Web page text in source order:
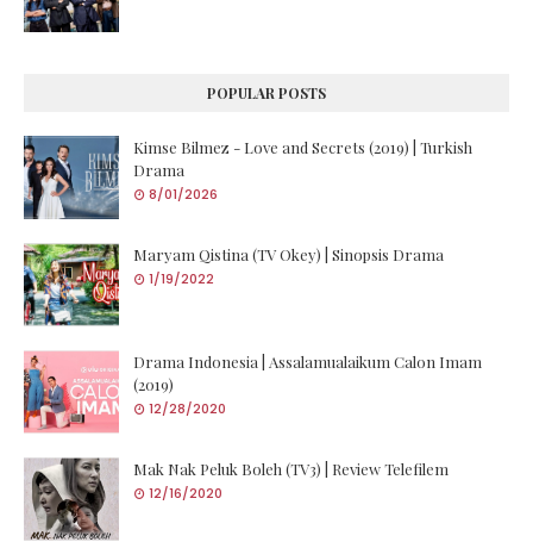
POPULAR POSTS
Kimse Bilmez - Love and Secrets (2019) | Turkish
Drama
8/01/2026
Maryam Qistina (TV Okey) | Sinopsis Drama
1/19/2022
Drama Indonesia | Assalamualaikum Calon Imam
(2019)
12/28/2020
Mak Nak Peluk Boleh (TV3) | Review Telefilem
12/16/2020